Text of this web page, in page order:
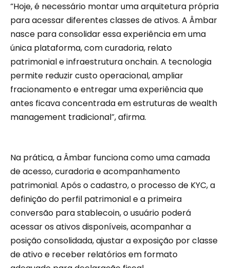
“Hoje, é necessário montar uma arquitetura própria
para acessar diferentes classes de ativos. A Âmbar
nasce para consolidar essa experiência em uma
única plataforma, com curadoria, relato
patrimonial e infraestrutura onchain. A tecnologia
permite reduzir custo operacional, ampliar
fracionamento e entregar uma experiência que
antes ficava concentrada em estruturas de wealth
management tradicional”, afirma.
Na prática, a Âmbar funciona como uma camada
de acesso, curadoria e acompanhamento
patrimonial. Após o cadastro, o processo de KYC, a
definição do perfil patrimonial e a primeira
conversão para stablecoin, o usuário poderá
acessar os ativos disponíveis, acompanhar a
posição consolidada, ajustar a exposição por classe
de ativo e receber relatórios em formato